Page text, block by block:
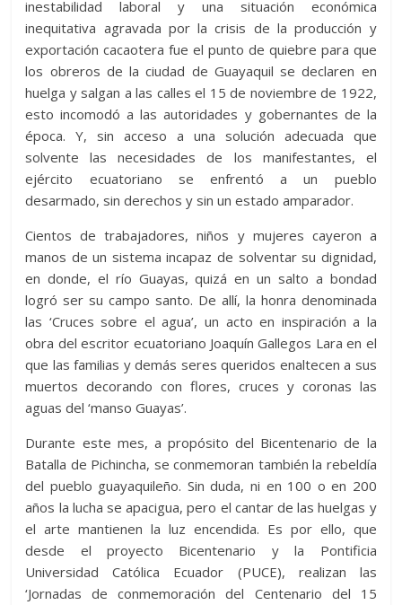
inestabilidad laboral y una situación económica
inequitativa agravada por la crisis de la producción y
exportación cacaotera fue el punto de quiebre para que
los obreros de la ciudad de Guayaquil se declaren en
huelga y salgan a las calles el 15 de noviembre de 1922,
esto incomodó a las autoridades y gobernantes de la
época. Y, sin acceso a una solución adecuada que
solvente las necesidades de los manifestantes, el
ejército ecuatoriano se enfrentó a un pueblo
desarmado, sin derechos y sin un estado amparador.
Cientos de trabajadores, niños y mujeres cayeron a
manos de un sistema incapaz de solventar su dignidad,
en donde, el río Guayas, quizá en un salto a bondad
logró ser su campo santo. De allí, la honra denominada
las ‘Cruces sobre el agua’, un acto en inspiración a la
obra del escritor ecuatoriano Joaquín Gallegos Lara en el
que las familias y demás seres queridos enaltecen a sus
muertos decorando con flores, cruces y coronas las
aguas del ‘manso Guayas’.
Durante este mes, a propósito del Bicentenario de la
Batalla de Pichincha, se conmemoran también la rebeldía
del pueblo guayaquileño. Sin duda, ni en 100 o en 200
años la lucha se apacigua, pero el cantar de las huelgas y
el arte mantienen la luz encendida. Es por ello, que
desde el proyecto Bicentenario y la Pontificia
Universidad Católica Ecuador (PUCE), realizan las
‘Jornadas de conmemoración del Centenario del 15